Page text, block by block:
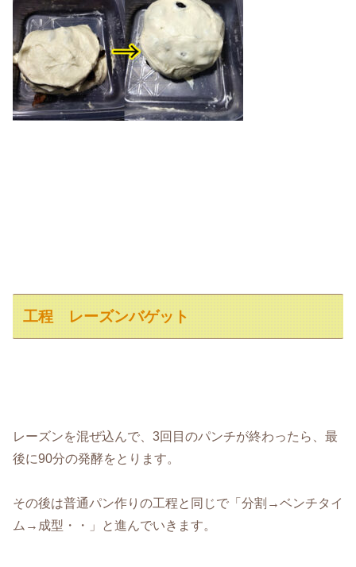
工程 レーズンバゲット
レーズンを混ぜ込んで、3回目のパンチが終わったら、最
後に90分の発酵をとります。
その後は普通パン作りの工程と同じで「分割→ベンチタイ
ム→成型・・」と進んでいきます。